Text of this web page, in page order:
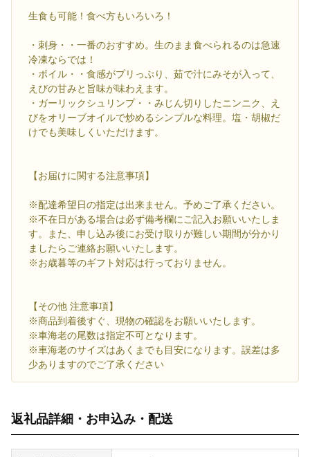
生食も可能！食べ方もいろいろ！
・刺身・・一番のおすすめ。生のまま食べられるのは急速
冷凍ならでは！
・ボイル・・食感がプリっぷり、茹で汁にみそが入って、
えびの甘みと旨味が味わえます。
・ガーリックシュリンプ・・みじん切りしたニンニク、え
びをオリーブオイルで炒めるシンプルな料理。塩・胡椒だ
けでも美味しくいただけます。
【お届けに関する注意事項】
※配達希望日の指定は出来ません。予めご了承ください。
※不在日がある場合は必ず備考欄にご記入お願いいたしま
す。また、申し込み後にお受け取りが難しい期間が分かり
ましたらご連絡お願いいたします。
※お歳暮等のギフト対応は行っておりません。
【その他 注意事項】
※商品到着後すぐ、現物の確認をお願いいたします。
※車海老の尾数は指定不可となります。
※車海老のサイズはあくまでも目安になります。誤差は多
少ありますのでご了承ください
返礼品詳細・お申込み・配送